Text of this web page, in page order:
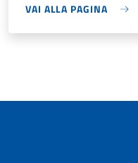
VAI ALLA PAGINA